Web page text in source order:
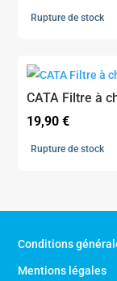
Rupture de stock
CATA Filtre à
19,90€
Rupture de stock
Conditions
Mentions légales